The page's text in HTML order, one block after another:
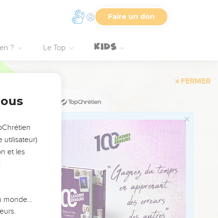
Faire un don
? Le Top
cœur.
votre cœur !
entre la justice et le
temple du Dieu
ils seront mon
utilisateur)
et les
monde…